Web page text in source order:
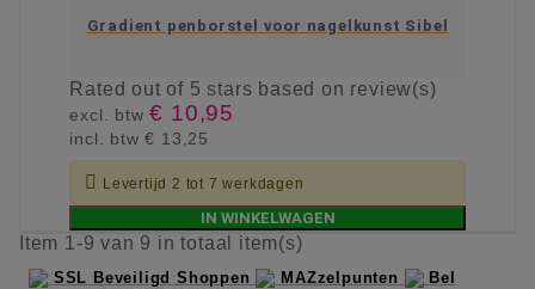
Gradient penborstel voor nagelkunst Sibel
Ratedout of 5 stars based on review(s)
excl. btw€ 10,95
incl. btw€ 13,25
 Levertijd 2 tot 7 werkdagen
IN WINKELWAGEN
Item 1-9 van 9 in totaal item(s)
SSL Beveiligd Shoppen MAZzelpunten
Bel